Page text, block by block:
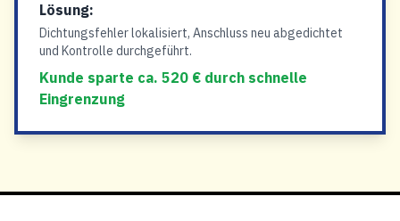
Lösung:
Dichtungsfehler lokalisiert, Anschluss neu abgedichtet
und Kontrolle durchgeführt.
Kunde sparte ca. 520 € durch schnelle
Eingrenzung